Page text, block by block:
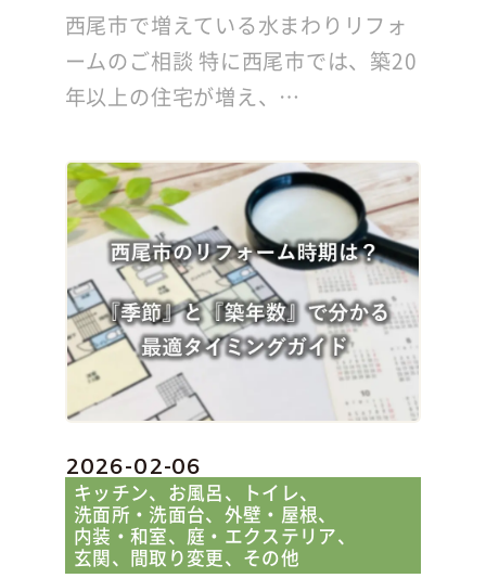
西尾市で増えている水まわりリフォ
ームのご相談 特に西尾市では、築20
年以上の住宅が増え、…
2026-02-06
キッチン お風呂
トイレ
洗面所・洗面台
外壁・屋根
内装・和室
庭・エクステリア
玄関
間取り変更 その他